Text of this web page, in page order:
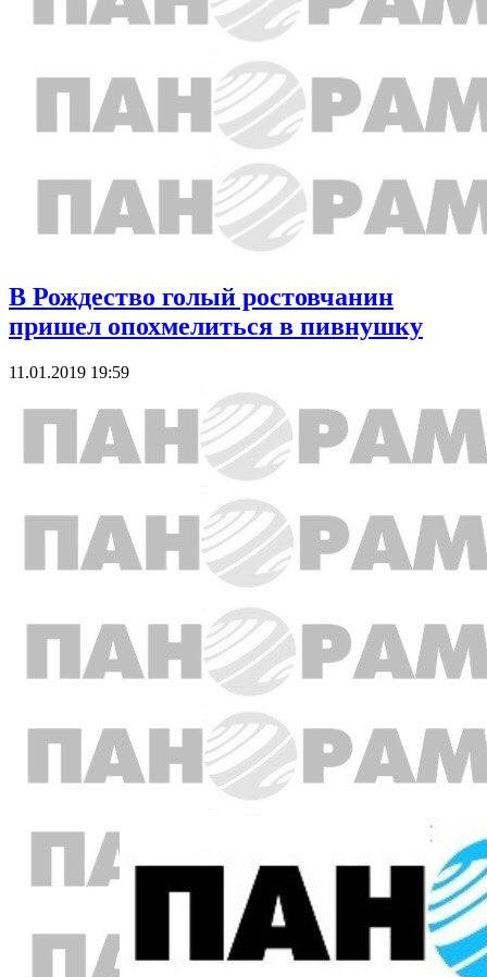
В Рождество голый ростовчанин
пришел опохмелиться в пивнушку
11.01.2019 19:59